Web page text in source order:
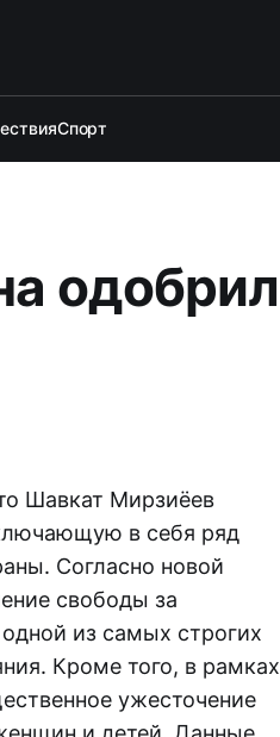
Спорт
одобрил
Шавкат Мирзиёев
в себя ряд
Согласно новой
свободы за
из самых строгих
Кроме того, в рамках
ужесточение